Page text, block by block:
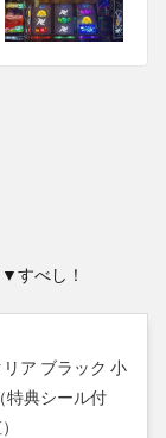
▼すべし！
ア ブラック 小
特典シール付